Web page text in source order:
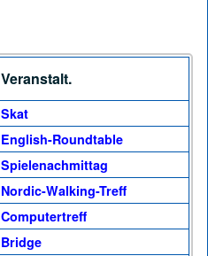
Veranstalt.
Skat
English-Roundtable
Spielenachmittag
Nordic-Walking-Treff
Computertreff
Bridge